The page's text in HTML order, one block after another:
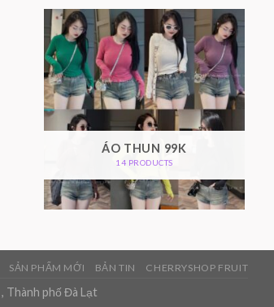
ÁO THUN 99K
14 PRODUCTS
SẢN PHẨM MỚI BẢN TIN CHERRYSHOP FRUIT
Thành phố Đà Lạt